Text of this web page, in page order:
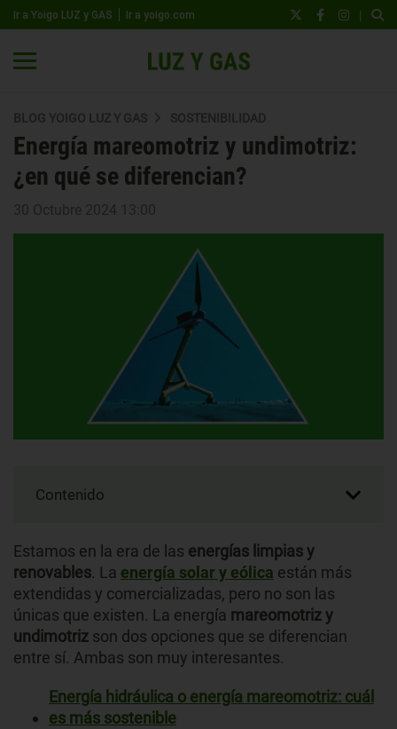
Ir a Yoigo LUZ y GAS Ir a yoigo.com |
BLOG YOIGO LUZ Y GAS SOSTENIBILIDAD
Energía mareomotriz y undimotriz:
¿en qué se diferencian?
30 Octubre 2024 13:00
Contenido
Estamos en la era de las energías limpiasy
renovables. La energía solar y eólica están más
extendidas y comercializadas, pero no son las
únicas que existen. La energía mareomotrizy
undimotriz son dos opciones que se diferencian
entre sí. Ambas son muy interesantes.
Energía hidráulica o energía mareomotriz: cuál
es más sostenible